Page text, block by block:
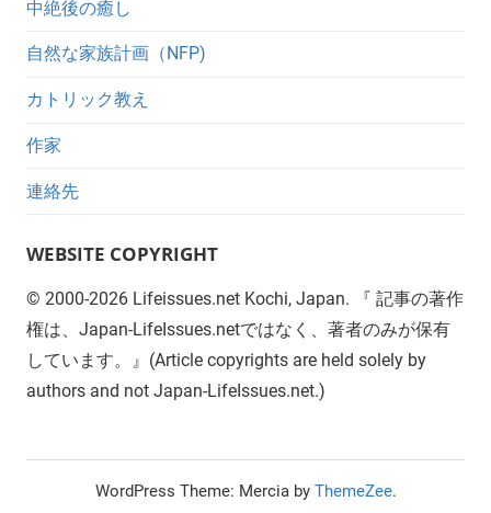
中絶後の癒し
自然な家族計画（NFP)
カトリック教え
作家
連絡先
WEBSITE COPYRIGHT
© 2000-2026 Lifeissues.net Kochi, Japan. 『 記事の著作
権は、Japan-LifeIssues.netではなく、著者のみが保有
しています。』(Article copyrights are held solely by
authors and not Japan-LifeIssues.net.)
WordPress Theme: Mercia by ThemeZee.